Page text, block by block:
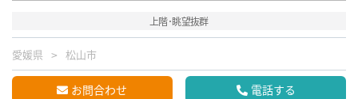
上階･眺望抜群
愛媛県 松山市
お問合わせ 電話する